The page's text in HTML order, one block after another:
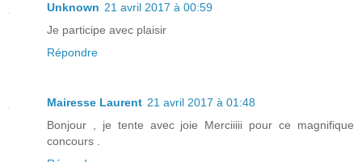
Unknown 21 avril 2017 à 00:59
Je participe avec plaisir
Répondre
Mairesse Laurent 21 avril 2017 à 01:48
Bonjour , je tente avec joie Merciiiii pour ce magnifique
concours .